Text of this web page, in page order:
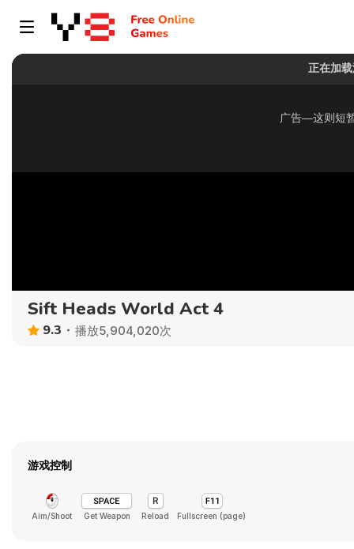
Sift Heads World Act 4
9.3 播放5,904,020次
游戏控制
Aim/Shoot Get Weapon Reload Fullscreen (page)